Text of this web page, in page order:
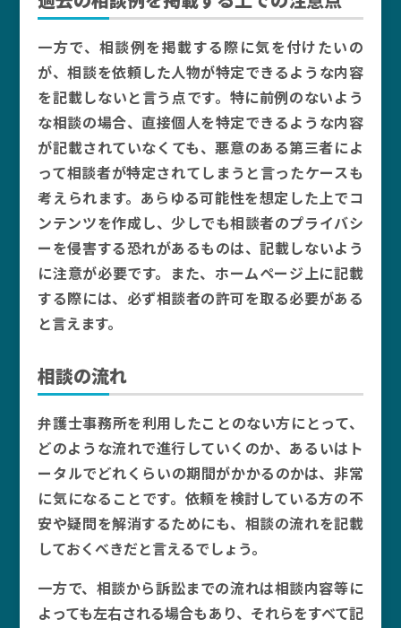
一方で、相談例を掲載する際に気を付けたいの
が、相談を依頼した人物が特定できるような内容
を記載しないと言う点です。特に前例のないよう
な相談の場合、直接個人を特定できるような内容
が記載されていなくても、悪意のある第三者によ
って相談者が特定されてしまうと言ったケースも
考えられます。あらゆる可能性を想定した上でコ
ンテンツを作成し、少しでも相談者のプライバシ
ーを侵害する恐れがあるものは、記載しないよう
に注意が必要です。また、ホームページ上に記載
する際には、必ず相談者の許可を取る必要がある
と言えます。
相談の流れ
弁護士事務所を利用したことのない方にとって、
どのような流れで進行していくのか、あるいはト
ータルでどれくらいの期間がかかるのかは、非常
に気になることです。依頼を検討している方の不
安や疑問を解消するためにも、相談の流れを記載
しておくべきだと言えるでしょう。
一方で、相談から訴訟までの流れは相談内容等に
よっても左右される場合もあり、それらをすべて記